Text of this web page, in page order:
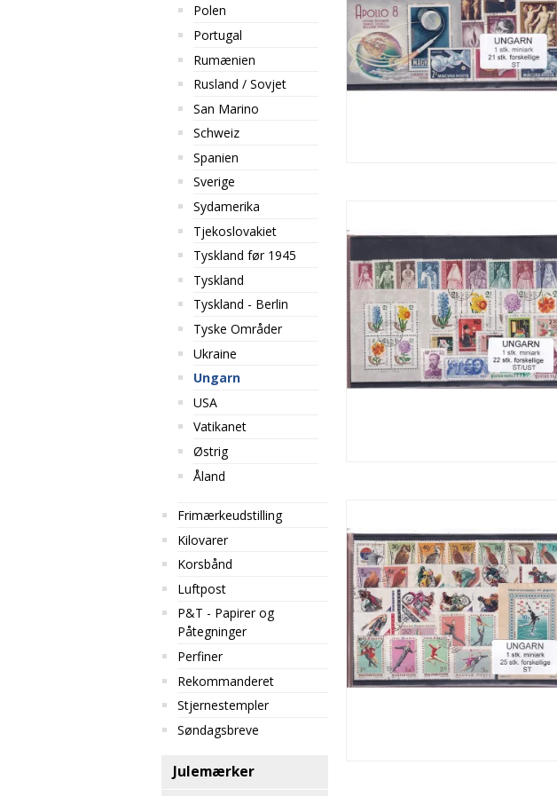
Polen
Portugal
Rumænien
Rusland / Sovjet
San Marino
Schweiz
Spanien
Sverige
Sydamerika
Tjekoslovakiet
Tyskland før 1945
Tyskland
Tyskland - Berlin
Tyske Områder
Ukraine
Ungarn
USA
Vatikanet
Østrig
Åland
Frimærkeudstilling
Kilovarer
Korsbånd
Luftpost
P&T - Papirer og
Påtegninger
Perfiner
Rekommanderet
Stjernestempler
Søndagsbreve
Julemærker